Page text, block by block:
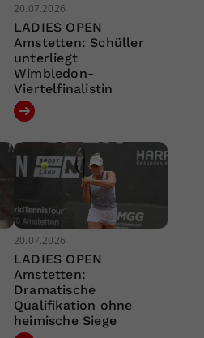
20.07.2026
LADIES OPEN
Amstetten: Schüller
unterliegt
Wimbledon-
Viertelfinalistin
20.07.2026
LADIES OPEN
Amstetten:
Dramatische
Qualifikation ohne
heimische Siege